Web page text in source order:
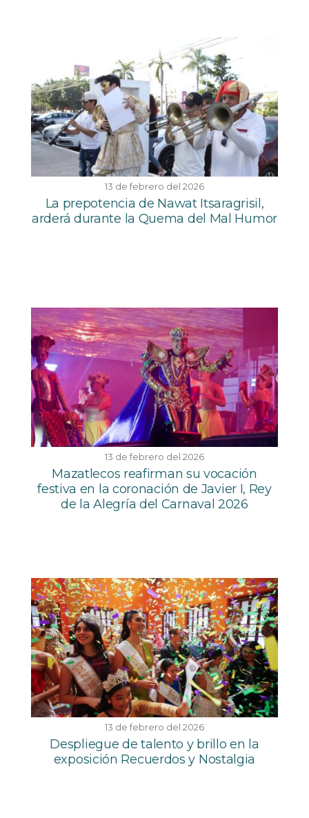
13 de febrero del 2026
La prepotencia de Nawat Itsaragrisil,
arderá durante la Quema del Mal Humor
13 de febrero del 2026
Mazatlecos reafirman su vocación
festiva en la coronación de Javier I, Rey
de la Alegría del Carnaval 2026
13 de febrero del 2026
Despliegue de talento y brillo en la
exposición Recuerdos y Nostalgia